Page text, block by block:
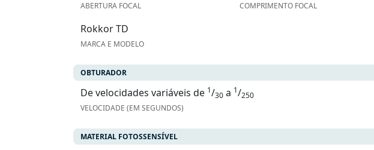
ABERTURA FOCAL COMPRIMENTO FOCAL
Rokkor TD
MARCA E MODELO
OBTURADOR
De velocidades variáveis de 1/30 a 1/250
VELOCIDADE (EM SEGUNDOS)
MATERIAL FOTOSSENSÍVEL